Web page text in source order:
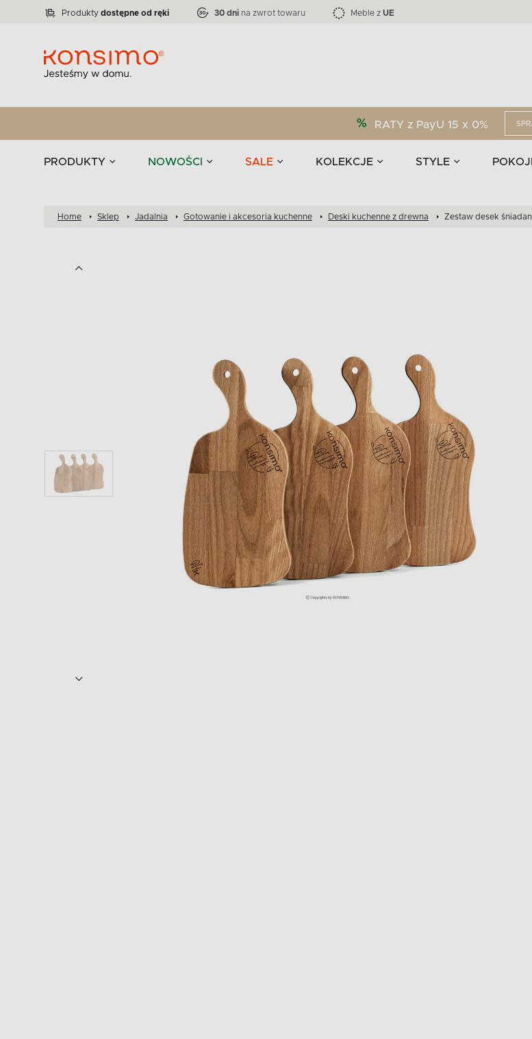
Produkty dostępne od ręki 30 dni na zwrot towaru Meble z UE
RATY z PayU 15 x 0%
PRODUKTY NOWOŚCI SALE KOLEKCJE STYLE
Zastawy stołowe i akcesoria
Kolekcja narożników RATLO -39 % Kolekcja mebli LOFTY -45 %
VICTO Liczba produktów:71 EPIRI Liczba produktów:
ELEGANT Liczba produktów:864 TEENS Liczba produktów:
stołowe
Home Sklep Jadalnia Gotowanie i akcesoria kuchenne Deski kuchenne z drewna Zestaw desek